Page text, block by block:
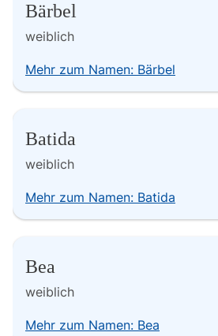
Bärbel
weiblich
Mehr zum Namen: Bärbel
Batida
weiblich
Mehr zum Namen: Batida
Bea
weiblich
Mehr zum Namen: Bea